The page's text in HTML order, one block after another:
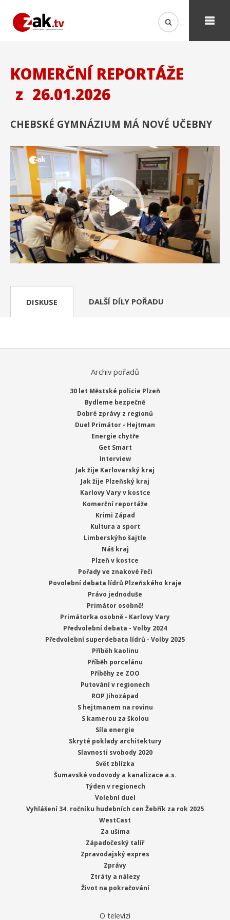
KOMERČNÍ REPORTÁŽE
z 26.01.2026
CHEBSKÉ GYMNÁZIUM MÁ NOVÉ UČEBNY
DISKUSE DALŠÍ DÍLY POŘADU
Archiv pořadů
30 let Městské policie Plzeň
Bydleme bezpečně
Dobré zprávy z regionů
Duel Primátor - Hejtman
Energie chytře
Get Smart
Interview
Jak žije Karlovarský kraj
Jak žije Plzeňský kraj
Karlovy Vary v kostce
Komerční reportáže
Krimi Západ
Kultura a sport
Limberskýho šajtle
Náš kraj
Plzeň v kostce
Pořady ve znakové řeči
Povolební debata lídrů Plzeňského kraje
Právo jednoduše
Primátor osobně!
Primátorka osobně - Karlovy Vary
Předvolební debata - Volby 2024
Předvolební superdebata lídrů - Volby 2025
Příběh kaolinu
Příběh porcelánu
Příběhy ze ZOO
Putování v regionech
ROP Jihozápad
S hejtmanem na rovinu
S kamerou za školou
Síla energie
Skryté poklady architektury
Slavnosti svobody 2020
Svět zblízka
Šumavské vodovody a kanalizace a.s.
Týden v regionech
Volební duel
Vyhlášení 34. ročníku hudebních cen Žebřík za rok 2025
WestCast
Za ušima
Západočeský talíř
Zpravodajský expres
Zprávy
Ztráty a nálezy
Život na pokračování
O televizi